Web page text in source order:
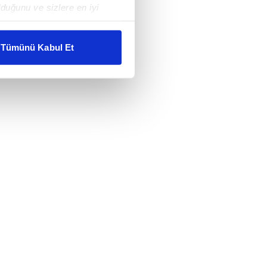
ve sizlere en iyi
gösterilmeyecektir."
kullanılmaktadır. Bu
sunulması
ve sizlere yönelik
detaylı bilgi için Ayarlar
ve sitemizde ilgili
Tümünü Kabul Et